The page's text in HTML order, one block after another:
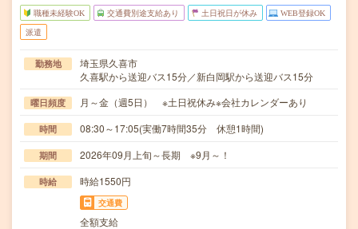
職種未経験OK 交通費別途支給あり 土日祝日が休み WEB登録OK
派遣
勤務地
埼玉県久喜市
久喜駅から送迎バス15分／新白岡駅から送迎バス15分
曜日頻度 月～金（週5日） ※土日祝休み※会社カレンダーあり
時間 08:30～17:05(実働7時間35分 休憩1時間)
期間 2026年09月上旬～長期 ※9月～！
時給 時給1550円
交通費
全額支給